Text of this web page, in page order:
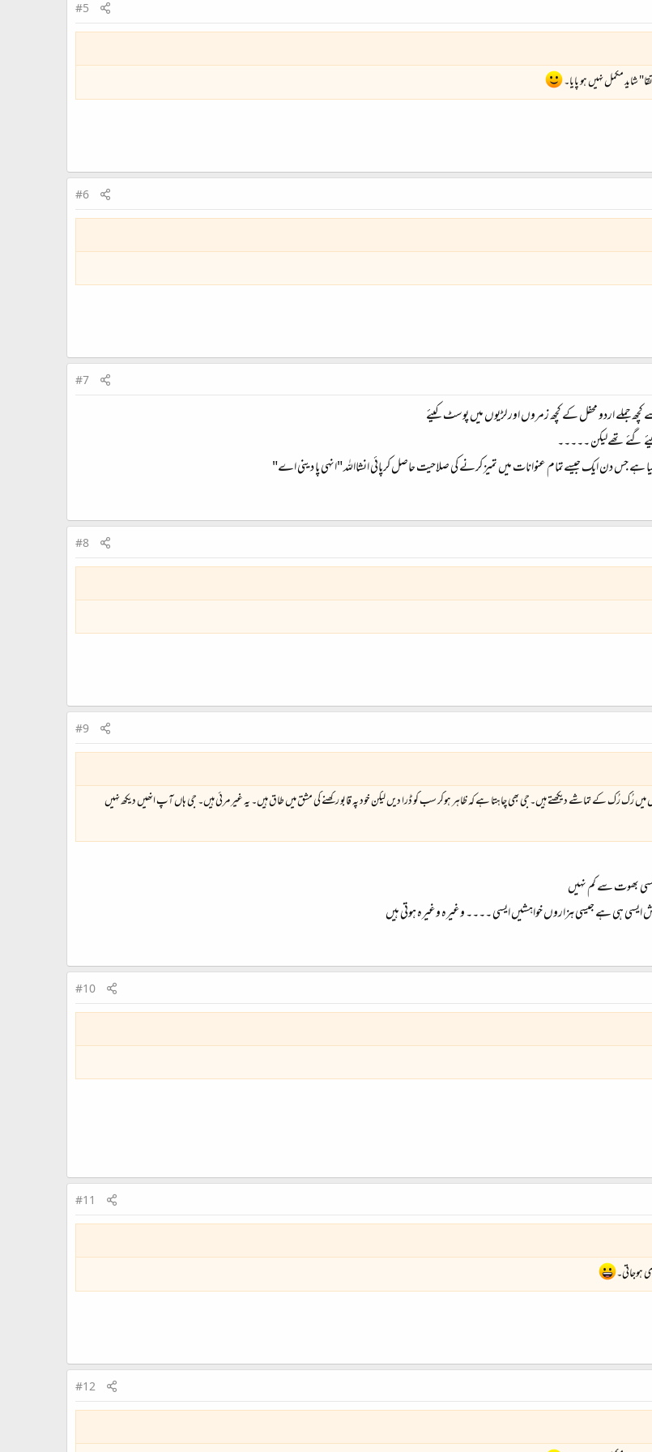
#5
شاید مکمل نہیں ہو پایا۔
#6
#7
جملے اردو محفل کے کچھ زمروں اور لڑیوں میں پوسٹ کیئے
گئے تھےلیکن ۔۔۔۔۔
ہے جس دن ایک جیسےتمام عنوانات میں تمیز کرنے کی صلاحیت حاصل کرپائی انشااللہ "انہی پا دینی اے"
#8
#9
رُک رُک کے تماشے دیکھتے ہیں۔جی بھی چاہتا ہے کہ ظاہر ہوکر سب کو ڈرا دیں لیکن خود پہ قابو رکھنے کی مشق میں طاق ہیں۔ یہ غیر مرئی ہیں۔ جی ہاں آپ انھیں دیکھ نہیں
کسی بھوت سے کم نہیں
ہی ہے جیسی ہزاروں خواہشیں ایسی ۔۔۔۔ وغیرہ وغیرہ ہوتی ہیں
#10
#11
#12